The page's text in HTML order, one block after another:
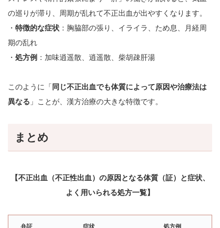
の巡りが滞り、周期が乱れて不正出血が出やすくなります。
・ 特徴的な症状 ：胸脇部の張り、イライラ、ため息、月経周
期の乱れ
・ 処方例 ：加味逍遥散、逍遥散、柴胡疎肝湯
このように「 同じ不正出血でも体質によって原因や治療法は
異なる 」ことが、漢方治療の大きな特徴です。
まとめ
【不正出血（不正性出血）の原因となる体質（証）と症状、
よく用いられる処方一覧】
弁証 症状 処方例